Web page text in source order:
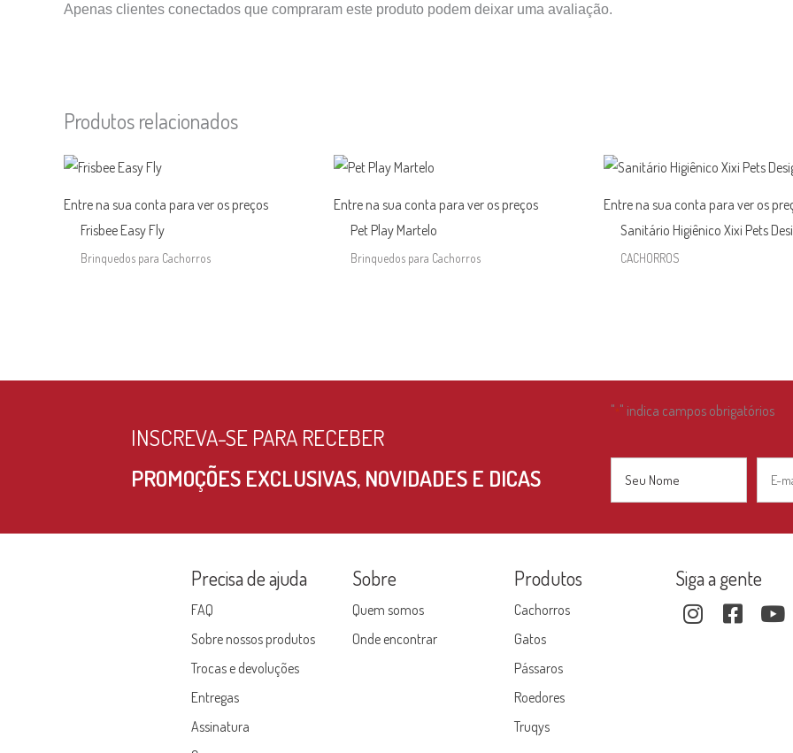
Apenas clientes conectados que compraram este produto podem deixar uma avaliação.
Produtos relacionados
Entre na sua conta para ver os preços
Frisbee Easy Fly
Brinquedos para Cachorros
Entre na sua conta para ver os preços
Pet Play Martelo
Brinquedos para Cachorros
Entre na sua conta para ver os
Sanitário Higiênico Xixi Pets
CACHORROS
INSCREVA-SE PARA RECEBER
PROMOÇÕES EXCLUSIVAS, NOVIDADES E DICAS
"*" indica campos obrigatórios
Nome
Nome
E-
mail
Precisa de ajuda
FAQ
Sobre nossos produtos
Trocas e devoluções
Entregas
Assinatura
Sobre
Quem somos
Onde encontrar
Produtos
Cachorros
Gatos
Pássaros
Roedores
Truqys
Siga a gente